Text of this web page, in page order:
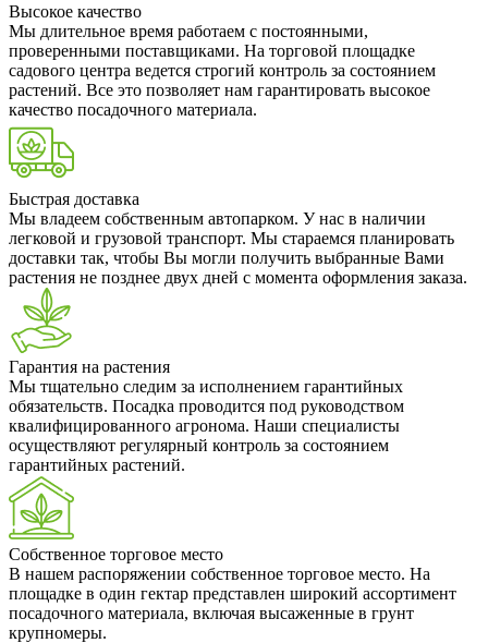
Высокое качество
Мы длительное время работаем с постоянными,
проверенными поставщиками. На торговой площадке
садового центра ведется строгий контроль за состоянием
растений. Все это позволяет нам гарантировать высокое
качество посадочного материала.
Быстрая доставка
Мы владеем собственным автопарком. У нас в наличии
легковой и грузовой транспорт. Мы стараемся планировать
доставки так, чтобы Вы могли получить выбранные Вами
растения не позднее двух дней с момента оформления заказа.
Гарантия на растения
Мы тщательно следим за исполнением гарантийных
обязательств. Посадка проводится под руководством
квалифицированного агронома. Наши специалисты
осуществляют регулярный контроль за состоянием
гарантийных растений.
Собственное торговое место
В нашем распоряжении собственное торговое место. На
площадке в один гектар представлен широкий ассортимент
посадочного материала, включая высаженные в грунт
крупномеры.